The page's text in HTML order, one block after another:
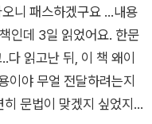
가져온다, 책의 내용에
싶은 분에게 권한다.
드러내는 이들을 향해 분
인내하고 희생하며 올바
를 쓰는데, 왜 너는 그렇
냐고 손가락질을 하게 된
지만 정말 비난하고 싶은
는가?- 상대방이 기대치
이 얇은 책은 이 모든 질문
은 값싼 방법론이 아니라
니다. 칼 융의 '나는 선한
람이 되고 싶다'는 말의
니 패스하겠구요 ...내용
인데 3일 읽었어요. 한문
다 읽고난 뒤, 이 책 왜이
이야 무얼 전달하려는지
문법이 맞겠지 싶었지